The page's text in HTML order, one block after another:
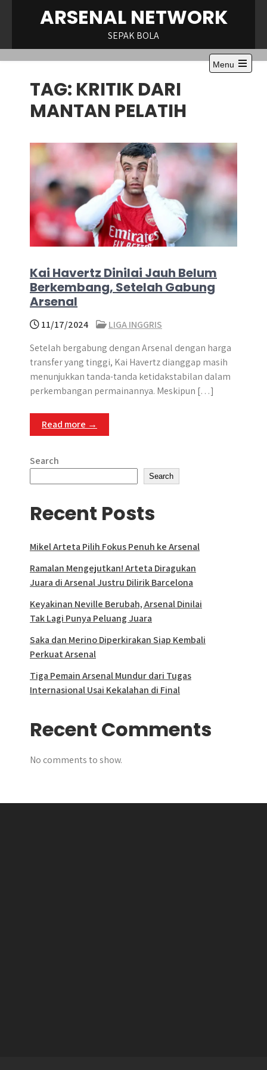
ARSENAL NETWORK
SEPAK BOLA
Menu
Open
TAG: KRITIK DARI
MANTAN PELATIH
Kai Havertz Dinilai Jauh Belum
Berkembang, Setelah Gabung
Arsenal
11/17/2024
LIGA INGGRIS
Setelah bergabung dengan Arsenal dengan harga
transfer yang tinggi, Kai Havertz dianggap masih
menunjukkan tanda-tanda ketidakstabilan dalam
perkembangan permainannya. Meskipun […]
Read more →
Search
Search
Recent Posts
Mikel Arteta Pilih Fokus Penuh ke Arsenal
Ramalan Mengejutkan! Arteta Diragukan
Juara di Arsenal Justru Dilirik Barcelona
Keyakinan Neville Berubah, Arsenal Dinilai
Tak Lagi Punya Peluang Juara
Saka dan Merino Diperkirakan Siap Kembali
Perkuat Arsenal
Tiga Pemain Arsenal Mundur dari Tugas
Internasional Usai Kekalahan di Final
Recent Comments
No comments to show.